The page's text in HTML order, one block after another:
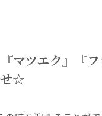
『マツエク』『
せ☆